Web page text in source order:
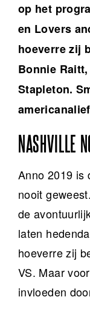
op het
en Lovers
hoeverre zij
Bonnie
Stapleton.
NASHVILLE
Anno 2019 is
nooit
de
laten
hoeverre zij
VS. Maar
invloeden